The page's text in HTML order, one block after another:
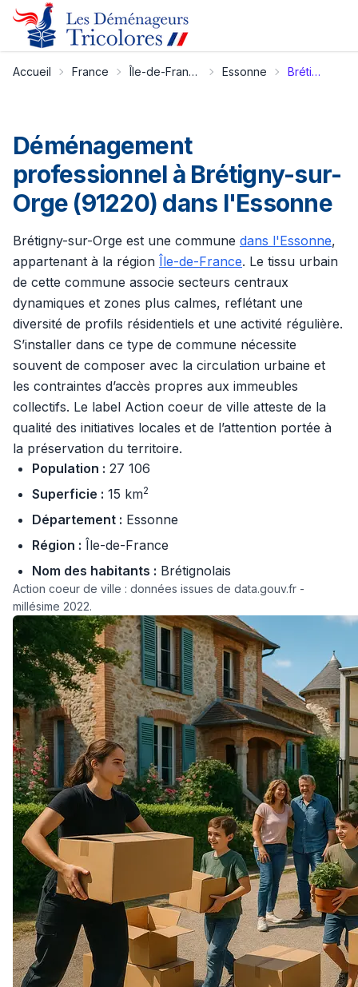
Accueil France Île-de-France Essonne Brétigny-sur-Orge
Déménagement
professionnel à Brétigny-sur-
Orge (91220) dans l'Essonne
Brétigny-sur-Orge est une commune dans l'Essonne,
appartenant à la région Île-de-France. Le tissu urbain
de cette commune associe secteurs centraux
dynamiques et zones plus calmes, reflétant une
diversité de profils résidentiels et une activité régulière.
S’installer dans ce type de commune nécessite
souvent de composer avec la circulation urbaine et
les contraintes d’accès propres aux immeubles
collectifs. Le label Action coeur de ville atteste de la
qualité des initiatives locales et de l’attention portée à
la préservation du territoire.
Population : 27 106
Superficie : 15 km2
Département : Essonne
Région : Île-de-France
Nom des habitants : Brétignolais
Action coeur de ville : données issues de data.gouv.fr -
millésime 2022.